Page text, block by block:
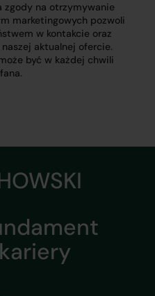
zgody na otrzymywanie
marketingowych pozwoli
w kontakcie oraz
aktualnej ofercie.
być w każdej chwili